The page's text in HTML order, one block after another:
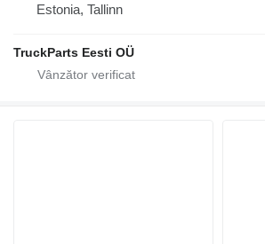
Estonia, Tallinn
TruckParts Eesti OÜ